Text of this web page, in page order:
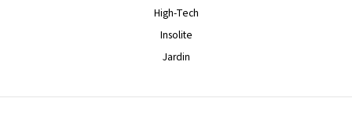
High-Tech
Insolite
Jardin